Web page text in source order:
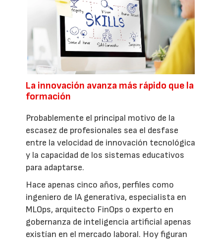
La innovación avanza más rápido que la
formación
Probablemente el principal motivo de la
escasez de profesionales sea el desfase
entre la velocidad de innovación tecnológica
y la capacidad de los sistemas educativos
para adaptarse.
Hace apenas cinco años, perfiles como
ingeniero de IA generativa, especialista en
MLOps, arquitecto FinOps o experto en
gobernanza de inteligencia artificial apenas
existían en el mercado laboral. Hoy figuran